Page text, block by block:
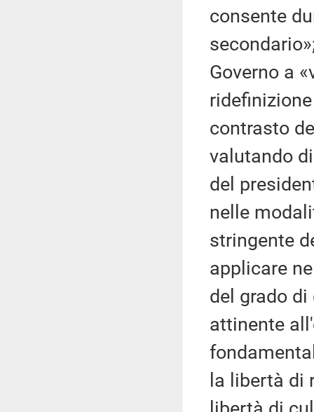
consente
Governo a
contrasto
valutando
del
nelle
stringente
applicare
del grado
attinente
la libertà di